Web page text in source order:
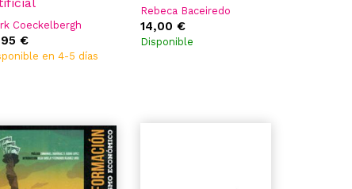
Coeckelbergh
€
en 4-5 días
Rebeca Baceiredo
14,00 €
Disponible